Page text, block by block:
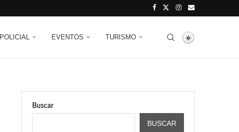
POLICIAL EVENTOS TURISMO
Buscar
BUSCAR